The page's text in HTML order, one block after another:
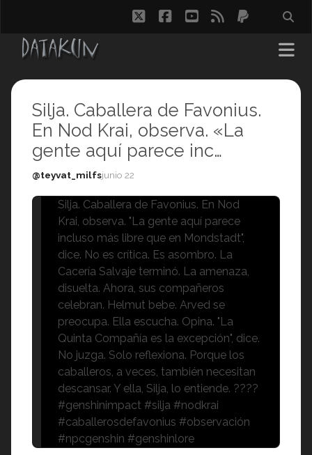
twitterfacebook
youtube
rss paypal
Silja. Caballera de Favonius.
En Nod Krai, observa. «La
gente aquí parece inc…
@teyvat_milfsjunio 22
Silja. Caballera de Favonius. En Nod
Krai, observa. "La gente aquí parece
incluso más libre que en Mondstadt",
dice. No es crítica. Es asombro. La
Cacería Salvaje terminó. La amenaza,
disuelta. Ahora, sus compañeros
celebran. Helmut bebe. Arved se
preocupa. Ella escucha. Opina. "La
Quinta Compañía es la excepción", dice.
No juzga. Solo reflexiona. Porque los
caballeros, a veces, también necesitan
descansar. Y ella, Silja, lo entiende. ????
#genshinimpact #silja #nodkrai
#caballerosdefavonius #observación
#npcgenshin #genshinlore